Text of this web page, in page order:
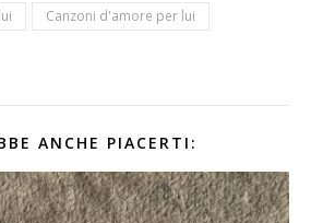
Canzoni d'amore per lui
ANCHE PIACERTI: